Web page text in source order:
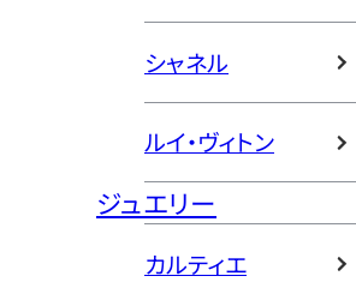
シャネル
ルイ・ヴィトン
ジュエリー
カルティエ